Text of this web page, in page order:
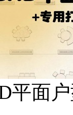
平面